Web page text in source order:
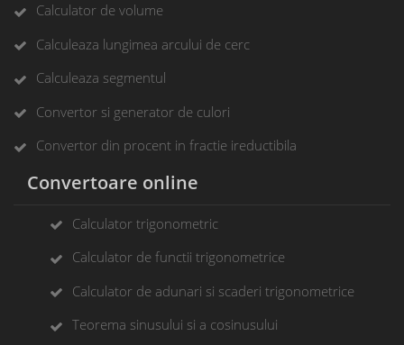
Calculator de volume
Calculeaza lungimea arcului de cerc
Calculeaza segmentul
Convertor si generator de culori
Convertor din procent in fractie ireductibila
Convertoare online
Calculator trigonometric
Calculator de functii trigonometrice
Calculator de adunari si scaderi trigonometrice
Teorema sinusului si a cosinusului